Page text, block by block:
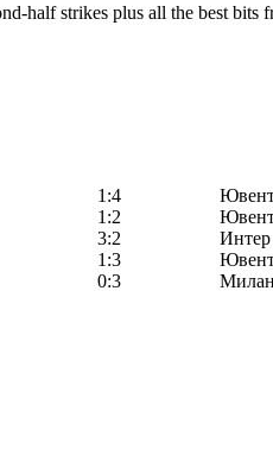
half strikes plus all the best bits
1:4
1:2
3:2
1:3
0:3
Милан